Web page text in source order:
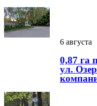
6 августа
0,87 га
ул.